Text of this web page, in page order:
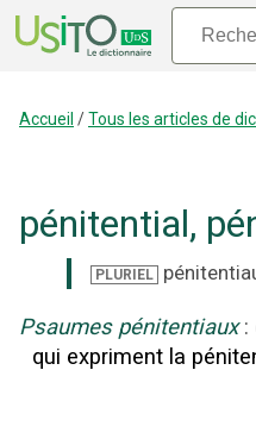
Accueil /Tous les articles de
pénitential,
PLURIEL
Psaumes pénitentiaux :
qui expriment la